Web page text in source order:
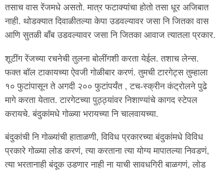
तसाच वास रेंजमधे असतो. मात्र फटाक्यांचा होतो तसा धूर अजिबात
नाही. थोडक्यात दिवाळीतल्या केपा उडवल्यावर जसा नि जितका वास
आणि सुतळी बाँब उडवल्यावर जसा नि जितका आवाज त्यातला प्रकार.
शूटींग रेंजच्या रचनेची तुलना बोलींगशी करता येईल. तशाच लेन्स.
फक्त बॉल टाकायच्या ऐवजी गोळीबार करणं. तुमची टारगेट्स तुम्हाला
१० फुटांपासून ते अगदी २०० फुटांपर्यंत , टच-स्क्रीन कंट्रोलने पुढे
मागे करता येतात. टारगेटच्या पुठ्ठ्यांवर निशाण्यांचे कागद स्टेपल
करायचे. बंदुकांमधे गोळ्या भरायच्या नि चालवायच्या.
बंदुकांची नि गोळ्यांची हाताळणी, विविध प्रकारच्या बंदुकांमधे विविध
प्रकारे गोळ्या लोड करणं, त्या करताना त्या योग्य मापातल्या निवडणं,
त्या भरतानाही बंदूक उडणार नाही ना याची सावधगिरी बाळगणं, लोड